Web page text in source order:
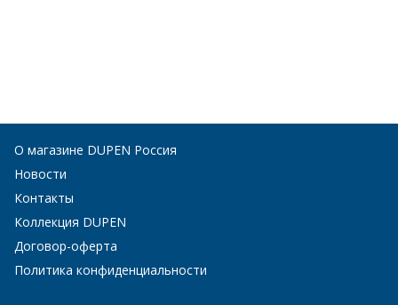
О магазине DUPEN Россия
Новости
Контакты
Коллекция DUPEN
Договор-оферта
Политика конфиденциальности